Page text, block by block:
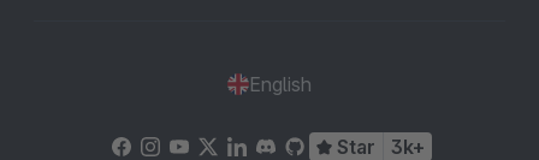
English
Star 3k+